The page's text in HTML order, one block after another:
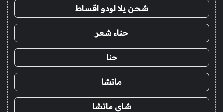
شحن يلا لودو اقساط
حناء شعر
حنا
ماتشا
شاي ماتشا